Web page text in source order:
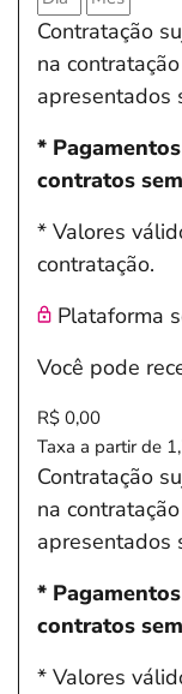
Contratação
na
apresentados
*
contratos
* Valores
contratação.
Plataforma
Você pode
R$ 0,00
Taxa a partir de
Contratação
na
apresentados
*
contratos
* Valores